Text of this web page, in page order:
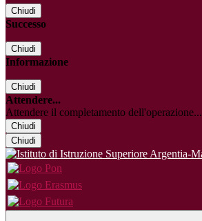
Chiudi
Successo
Chiudi
Informazione
Chiudi
Attendere...
Attendere il completamento dell'operazione...
Chiudi
Chiudi